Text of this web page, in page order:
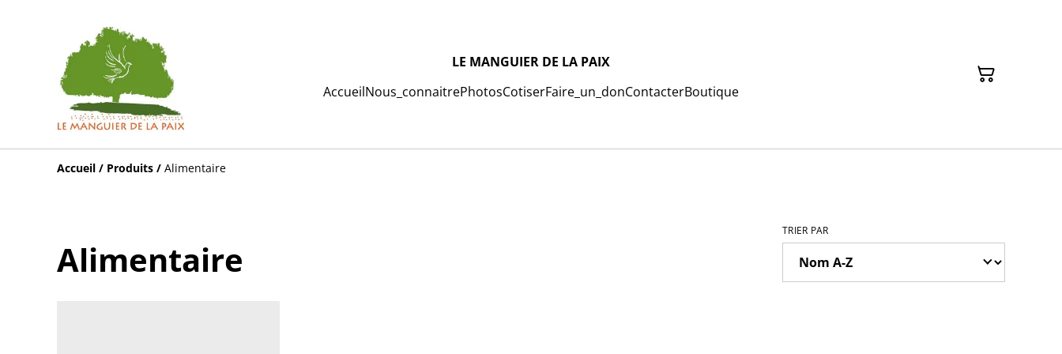
LE MANGUIER DE LA PAIX
AccueilNous_connaitrePhotosCotiserFaire_un_donContacterBoutique
Accueil / Produits / Alimentaire
Alimentaire
TRIER PAR